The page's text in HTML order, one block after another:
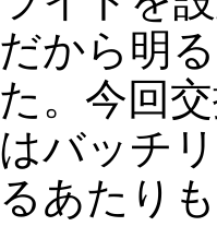
だから明
た。今回
はバッチ
るあたり